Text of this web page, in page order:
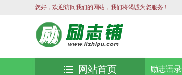
您好，欢迎访问我们的网站，我们将竭诚为您服务！
励志语录
网站首页